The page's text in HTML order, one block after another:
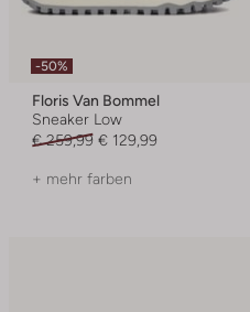
-50%
Floris Van Bommel
Sneaker Low
€ 259,99 € 129,99
+ mehr farben